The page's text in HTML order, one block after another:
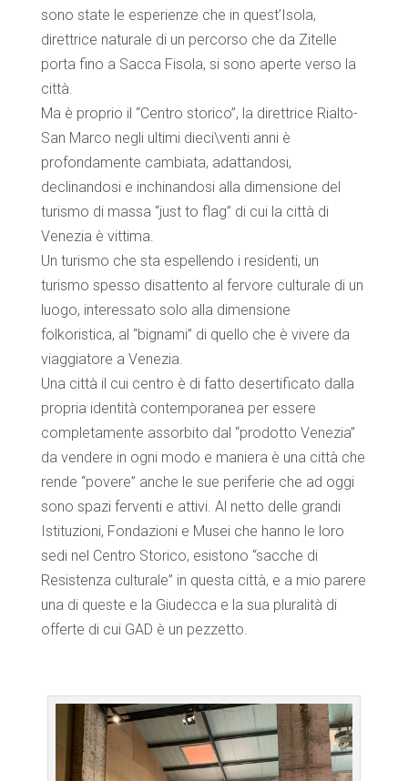
sono state le esperienze che in quest’Isola,
direttrice naturale di un percorso che da Zitelle
porta fino a Sacca Fisola, si sono aperte verso la
città.
Ma è proprio il “Centro storico”, la direttrice Rialto-
San Marco negli ultimi dieci\venti anni è
profondamente cambiata, adattandosi,
declinandosi e inchinandosi alla dimensione del
turismo di massa “just to flag” di cui la città di
Venezia è vittima.
Un turismo che sta espellendo i residenti, un
turismo spesso disattento al fervore culturale di un
luogo, interessato solo alla dimensione
folkoristica, al “bignami” di quello che è vivere da
viaggiatore a Venezia.
Una città il cui centro è di fatto desertificato dalla
propria identità contemporanea per essere
completamente assorbito dal “prodotto Venezia”
da vendere in ogni modo e maniera è una città che
rende “povere” anche le sue periferie che ad oggi
sono spazi ferventi e attivi. Al netto delle grandi
Istituzioni, Fondazioni e Musei che hanno le loro
sedi nel Centro Storico, esistono “sacche di
Resistenza culturale” in questa città, e a mio parere
una di queste e la Giudecca e la sua pluralità di
offerte di cui GAD è un pezzetto.